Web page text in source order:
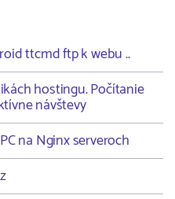
ttcmd ftp k webu ..
hostingu. Počítanie
návštevy
na Nginx serveroch